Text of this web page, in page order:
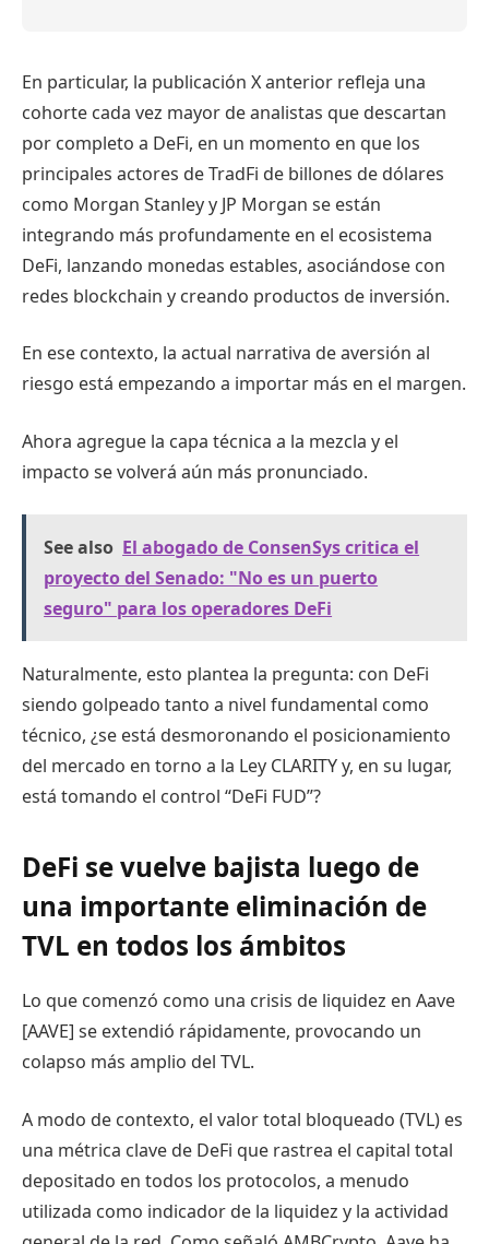
En particular, la publicación X anterior refleja una
cohorte cada vez mayor de analistas que descartan
por completo a DeFi, en un momento en que los
principales actores de TradFi de billones de dólares
como Morgan Stanley y JP Morgan se están
integrando más profundamente en el ecosistema
DeFi, lanzando monedas estables, asociándose con
redes blockchain y creando productos de inversión.
En ese contexto, la actual narrativa de aversión al
riesgo está empezando a importar más en el margen.
Ahora agregue la capa técnica a la mezcla y el
impacto se volverá aún más pronunciado.
See also El abogado de ConsenSys critica el
proyecto del Senado: "No es un puerto
seguro" para los operadores DeFi
Naturalmente, esto plantea la pregunta: con DeFi
siendo golpeado tanto a nivel fundamental como
técnico, ¿se está desmoronando el posicionamiento
del mercado en torno a la Ley CLARITY y, en su lugar,
está tomando el control “DeFi FUD”?
DeFi se vuelve bajista luego de
una importante eliminación de
TVL en todos los ámbitos
Lo que comenzó como una crisis de liquidez en Aave
[AAVE] se extendió rápidamente, provocando un
colapso más amplio del TVL.
A modo de contexto, el valor total bloqueado (TVL) es
una métrica clave de DeFi que rastrea el capital total
depositado en todos los protocolos, a menudo
utilizada como indicador de la liquidez y la actividad